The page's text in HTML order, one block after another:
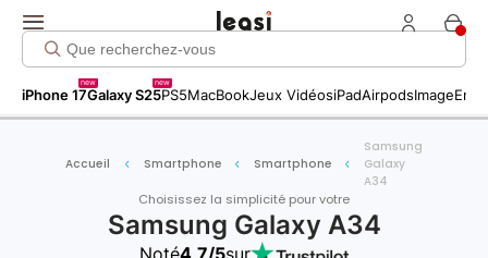
iPhone 17
new
Galaxy S25
new
PS5MacBookJeux VidéosiPadAirpodsImage
Accueil Smartphone Smartphone
Samsung
Galaxy
A34
Choisissez la simplicité pour votre
Samsung Galaxy A34
Noté4,7/5sur